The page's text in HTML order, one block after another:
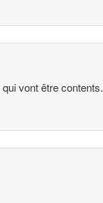
vont être contents.